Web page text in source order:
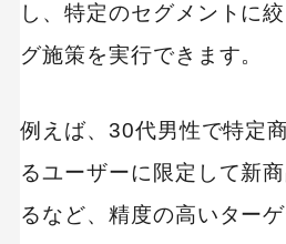
し、特定のセグメントに
グ施策を実行できます。
例えば、30代男性で特定
るユーザーに限定して新
るなど、精度の高いター